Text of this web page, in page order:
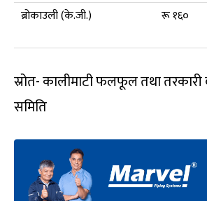
ब्रोकाउली (के.जी.)
रू १६०
स्रोत- कालीमाटी फलफूल तथा
समिति